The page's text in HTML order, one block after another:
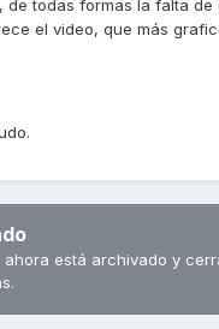
de todas formas la falta de
el video, que más
ahora está archivado y